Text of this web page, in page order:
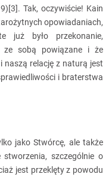
Tak, oczywiście! Kain
opowiadaniach,
już było przekonanie,
sobą powiązane i że
naszą relację z naturą jest
i braterstwa
jako Stwórcę, ale także
szczególnie o
jest przeklęty z powodu